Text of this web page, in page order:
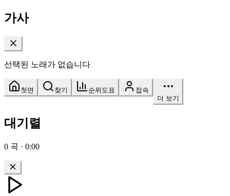
가사
선택된 노래가 없습니다
첫면 찾기 순위도표
접속
더 보기
대기렬
0 곡 · 0:00